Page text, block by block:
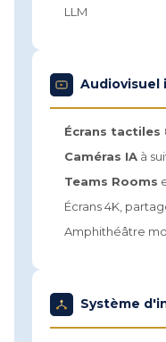
LLM
Audiovisuel
Écrans tactiles
Caméras IA à
Teams Rooms
Écrans 4K,
Amphithéâtre
Système